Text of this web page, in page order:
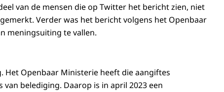
van de mensen die op Twitter het bericht zien, niet
Verder was het bericht volgens het Openbaar
meningsuiting te vallen.
Het Openbaar Ministerie heeft die aangiftes
belediging. Daarop is in april 2023 een